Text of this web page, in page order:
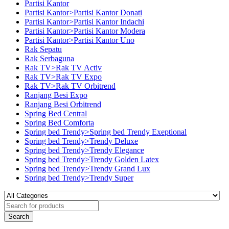
Partisi Kantor
Partisi Kantor>Partisi Kantor Donati
Partisi Kantor>Partisi Kantor Indachi
Partisi Kantor>Partisi Kantor Modera
Partisi Kantor>Partisi Kantor Uno
Rak Sepatu
Rak Serbaguna
Rak TV>Rak TV Activ
Rak TV>Rak TV Expo
Rak TV>Rak TV Orbitrend
Ranjang Besi Expo
Ranjang Besi Orbitrend
Spring Bed Central
Spring Bed Comforta
Spring bed Trendy>Spring bed Trendy Exeptional
Spring bed Trendy>Trendy Deluxe
Spring bed Trendy>Trendy Elegance
Spring bed Trendy>Trendy Golden Latex
Spring bed Trendy>Trendy Grand Lux
Spring bed Trendy>Trendy Super